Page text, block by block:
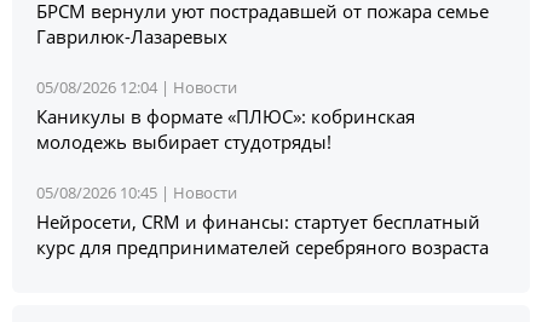
БРСМ вернули уют пострадавшей от пожара семье
Гаврилюк-Лазаревых
05/08/2026 12:04 | Новости
Каникулы в формате «ПЛЮС»: кобринская
молодежь выбирает студотряды!
05/08/2026 10:45 | Новости
Нейросети, CRM и финансы: стартует бесплатный
курс для предпринимателей серебряного возраста